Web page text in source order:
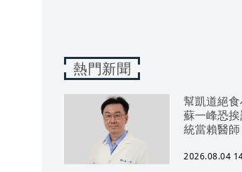
熱門新聞
幫凱道絕
蘇一峰恐
統當賴醫師
2026.08.04